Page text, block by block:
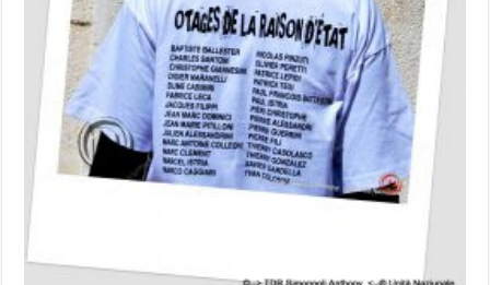
Samedi
17
avril
2010